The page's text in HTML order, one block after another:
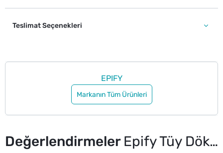
Teslimat Seçenekleri
EPIFY
Markanın Tüm Ürünleri
Değerlendirmeler Epify Tüy Dökücü Jel Krem 250 ml